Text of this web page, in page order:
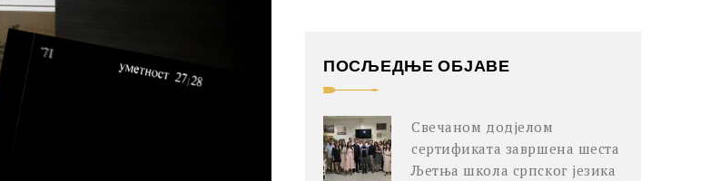
ПОСЉЕДЊЕ ОБЈАВЕ
Свечаном додјелом
сертификата завршена шеста
Љетња школа српског језика